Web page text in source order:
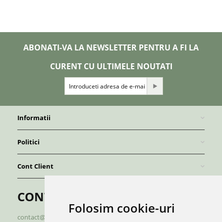
Folosim cookie-uri
ABONATI-VA LA NEWSLETTER PENTRU A FI LA
CURENT CU ULTIMELE NOUTATI
Informatii
Politici
Cont Client
CONTACT
contact@redboutique.ro